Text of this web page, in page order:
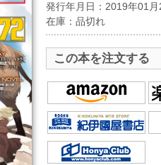
発行年月日：2019年01
在庫：品切れ
この本を注文する